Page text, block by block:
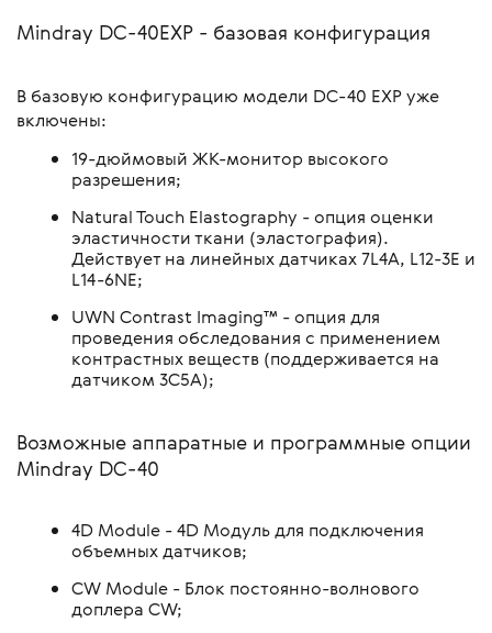
Mindray DC-40EXP - базовая конфигурация
В базовую конфигурацию модели DC-40 EXP уже
включены:
19-дюймовый ЖК-монитор высокого
разрешения;
Natural Touch Elastography - опция оценки
эластичности ткани (эластография).
Действует на линейных датчиках 7L4A, L12-3E и
L14-6NE;
UWN Contrast Imaging™ - опция для
проведения обследования с применением
контрастных веществ (поддерживается на
датчиком 3C5A);
Возможные аппаратные и программные опции
Mindray DC-40
4D Module - 4D Модуль для подключения
объемных датчиков;
CW Module - Блок постоянно-волнового
доплера CW;